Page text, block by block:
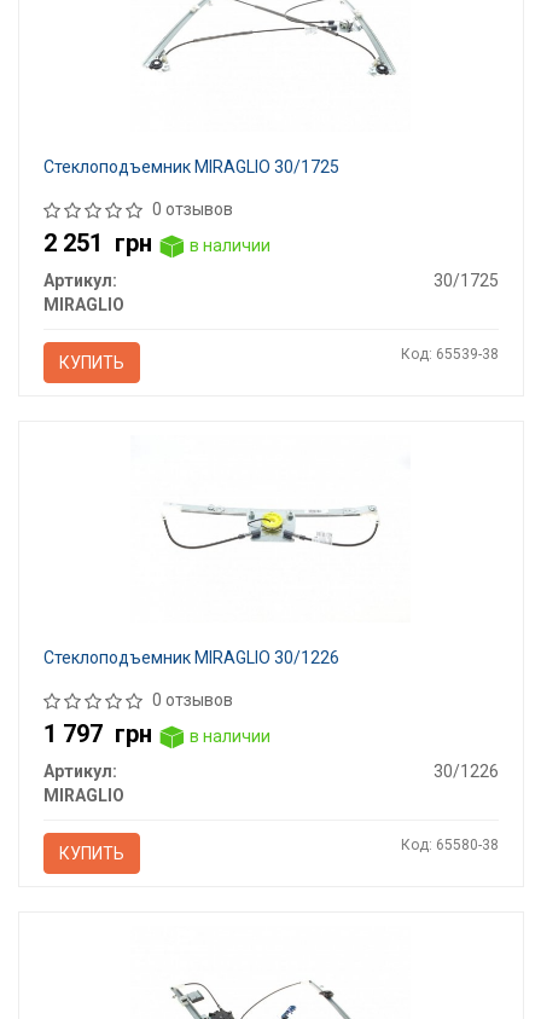
Стеклоподъемник MIRAGLIO 30/1725
0 отзывов
2 251 грн
в наличии
Артикул:
30/1725
MIRAGLIO
КУПИТЬ Код: 65539-38
Стеклоподъемник MIRAGLIO 30/1226
0 отзывов
1 797 грн
в наличии
Артикул:
30/1226
MIRAGLIO
КУПИТЬ Код: 65580-38